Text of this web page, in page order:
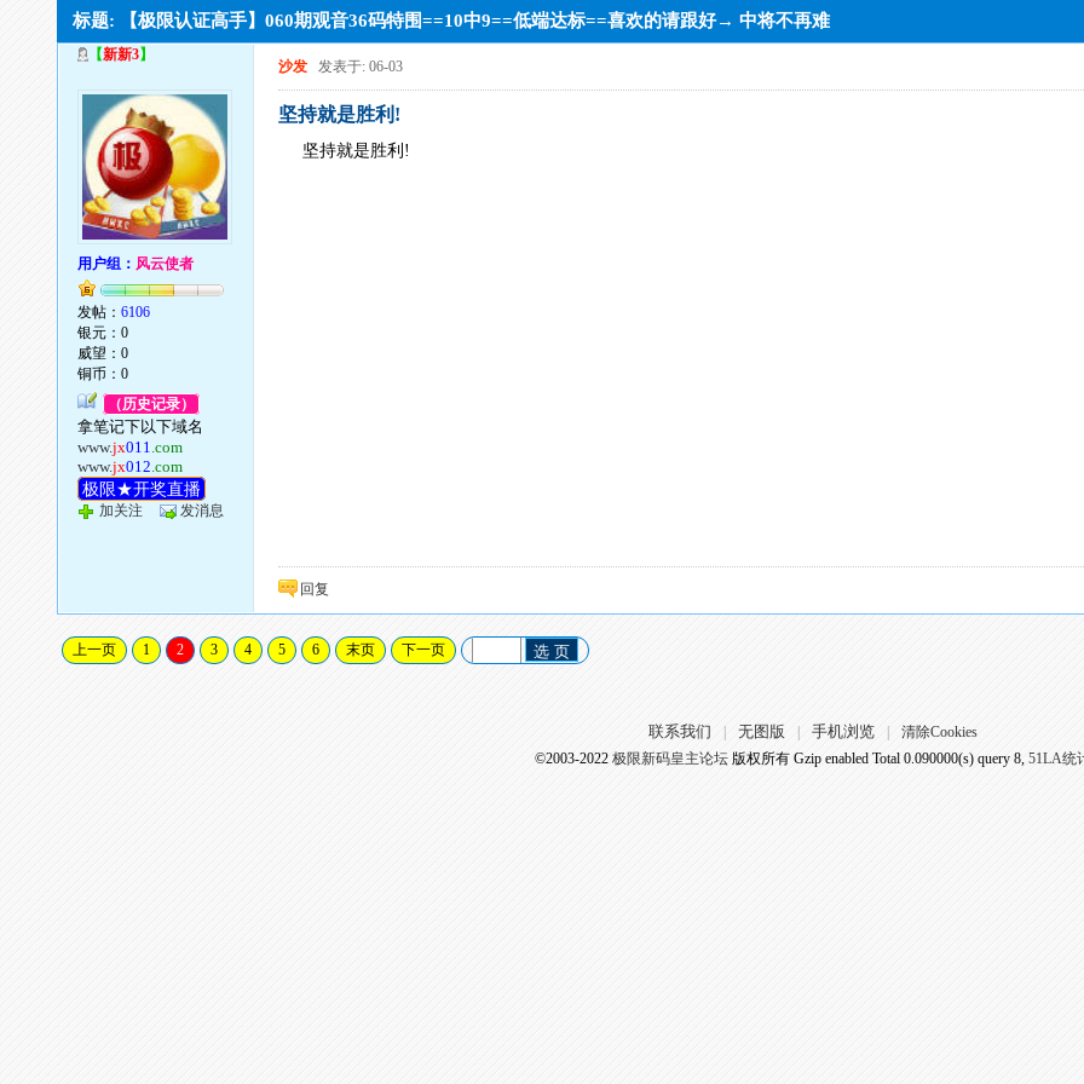
标题: 【极限认证高手】060期观音36码特围==10中9==低端达标==喜欢的请跟好→ 中将不再难
【新新3】
用户组： 风云使者
发帖：6106
银元：0
威望：0
铜币：0
（历史记录）
拿笔记下以下域名
www.jx011.com
www.jx012.com
极限★开奖直播
加关注 发消息
沙发 发表于: 06-03
坚持就是胜利!
坚持就是胜利!
回复
上一页 1 2 3 4 5 6 末页 下一页 选 页
联系我们 无图版 手机浏览
清除Cookies
©2003-2022 极限新码皇主论坛版权所有 Gzip enabled Total 0.090000(s) query 8, 51LA统